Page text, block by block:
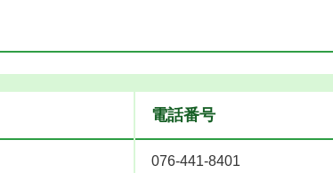
電話番号
076-441-8401